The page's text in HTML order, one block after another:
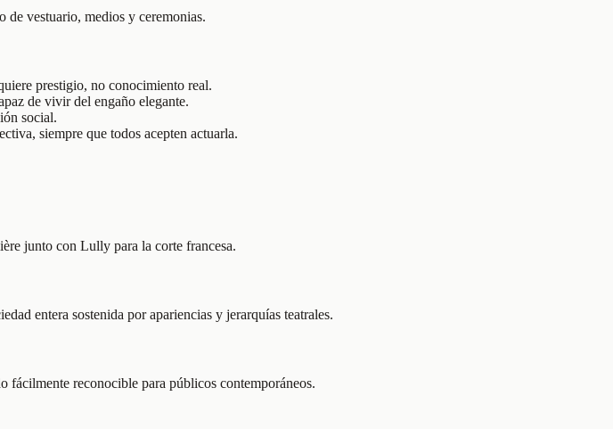
de vestuario, medios y ceremonias.
prestigio, no conocimiento real.
de vivir del engaño elegante.
social.
siempre que todos acepten actuarla.
junto con Lully para la corte francesa.
entera sostenida por apariencias y jerarquías teatrales.
fácilmente reconocible para públicos contemporáneos.